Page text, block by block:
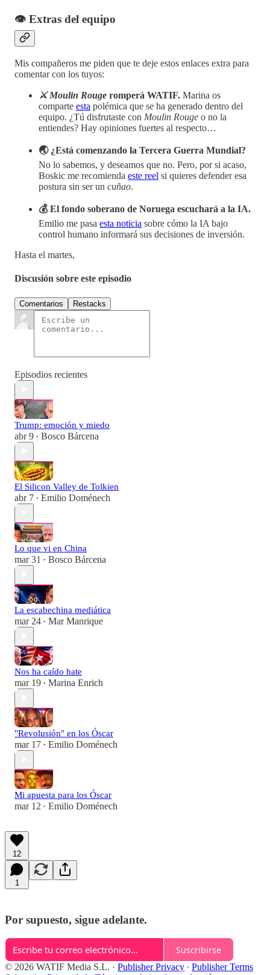
👁️ Extras del equipo
Mis compañeros me piden que te deje estos enlaces extra para
comentar con los tuyos:
⚔️ Moulin Rouge romperá WATIF. Marina os
comparte esta polémica que se ha generado dentro del
equipo. ¿Tú disfrutaste con Moulin Rouge o no la
entiendes? Hay opiniones fuertes al respecto…
🌏 ¿Está comenzando la Tercera Guerra Mundial?
No lo sabemos, y deseamos que no. Pero, por si acaso,
Boskic me recomienda este reel si quieres defender esa
postura sin ser un cuñao.
💰 El fondo soberano de Noruega escuchará a la IA.
Emilio me pasa esta noticia sobre cómo la IA bajo
control humano informará sus decisiones de inversión.
Hasta el martes,
Discusión sobre este episodio
Comentarios Restacks
Episodios recientes
Trump: emoción y miedo
abr 9 • Bosco Bárcena
El Silicon Valley de Tolkien
abr 7 • Emilio Doménech
Lo que vi en China
mar 31 • Bosco Bárcena
La escabechina mediática
mar 24 • Mar Manrique
Nos ha caído hate
mar 19 • Marina Enrich
"Revolusión" en los Óscar
mar 17 • Emilio Doménech
Mi apuesta para los Óscar
mar 12 • Emilio Doménech
12
1
Por supuesto, sigue adelante.
Suscribirse
© 2026 WATIF Media S.L. · Publisher Privacy ∙ Publisher Terms